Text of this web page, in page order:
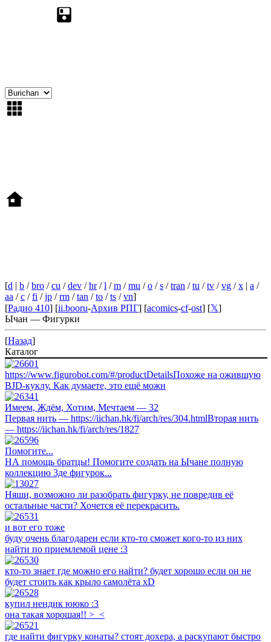
[d | b /bro /cu /dev /hr/l /m /mu /o /s /tran /tu /tv /vg /x | a /
aa /c /fi /jp /rm /tan /to /ts /vn]
[Радио 410] [ii.booru-Архив РПГ] [acomics-cf-ost] [𝕏]
Ычан — Фигурки
[Назад]
Каталог
https://www.figurobot.com/#/productDetailsПохоже на ожившую
BJD-куклу. Как думаете, это ещё можн
Имеем, Ждём, Хотим, Мечтаем — 32
Первая нить — https://iichan.hk/fi/arch/res/304.htmlВторая нить
— https://iichan.hk/fi/arch/res/1827
Помогите...
НА помощь братцы! Помогите создать на Ычане полную
коллекцию 3де фигурок...
Няши, возможно ли разобрать фигурку, не повредив её
остальные части? Хочется её перекрасить.
и вот его тоже
буду очень благодарен если кто-то сможет кого-то из них
найти по приемлемой цене :3
кто-то знает где можно его найти? будет хорошо если он не
будет стоить как крыло самолёта xD
купил нендик ююко :3
она такая хорошая!! >_<
где найти фигурку конаты? стоят дохера, а раскупают быстро